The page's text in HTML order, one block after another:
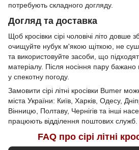
потребують складного догляду.
Догляд та доставка
Щоб кросівки сірі чоловічі літо довше
очищуйте нубук м'якою щіткою, не
та використовуйте засоби, що
матеріалу. Після носіння пару
у спекотну погоду.
Замовити сірі літні кросівки Bumer
міста України: Київ, Харків, Одесу,
Вінницю, Полтаву, Чернігів та інші
працюють відділення поштових служб.
FAQ про сірі літні